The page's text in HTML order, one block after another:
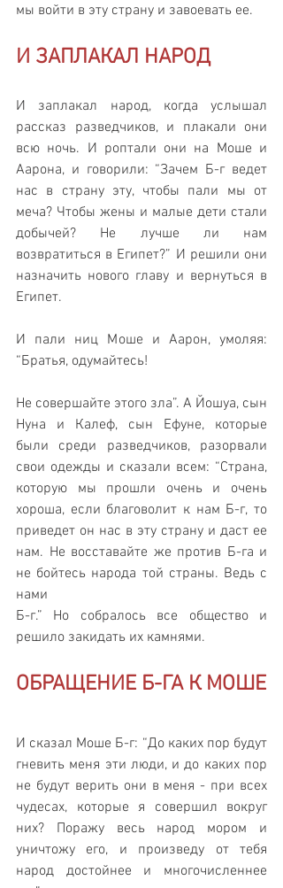
мы войти в эту страну и завоевать ее.
И ЗАПЛАКАЛ НАРОД
И заплакал народ, когда услышал
рассказ разведчиков, и плакали они
всю ночь. И роптали они на Моше и
Аарона, и говорили: “Зачем Б-г ведет
нас в страну эту, чтобы пали мы от
меча? Чтобы жены и малые дети стали
добычей? Не лучше ли нам
возвратиться в Египет?” И решили они
назначить нового главу и вернуться в
Египет.
И пали ниц Моше и Аарон, умоляя:
“Братья, одумайтесь!
Не совершайте этого зла”. А Йошуа, сын
Нуна и Калеф, сын Ефуне, которые
были среди разведчиков, разорвали
свои одежды и сказали всем: “Страна,
которую мы прошли очень и очень
хороша, если благоволит к нам Б-г, то
приведет он нас в эту страну и даст ее
нам. Не восставайте же против Б-га и
не бойтесь народа той страны. Ведь с
нами
Б-г.” Но собралось все общество и
решило закидать их камнями.
ОБРАЩЕНИЕ Б-ГА К МОШЕ
И сказал Моше Б-г: “До каких пор будут
гневить меня эти люди, и до каких пор
не будут верить они в меня - при всех
чудесах, которые я совершил вокруг
них? Поражу весь народ мором и
уничтожу его, и произведу от тебя
народ достойнее и многочисленнее